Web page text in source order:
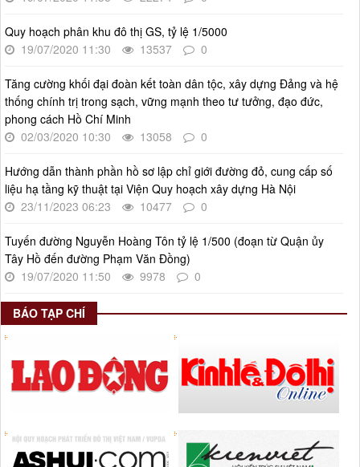
Thời gian đăng: 02/06/2025
lượt xem: 627 | lượt tải:268
Số 27/UBND-ĐT
Triển khai thực hiện Nghị quyết số 34/2024/NQ-HĐND ngày
19/11/2024 của Hội đồng nhân dân Thành phố.
Thời gian đăng: 08/01/2025
lượt xem: 952 | lượt tải:404
Quy hoạch phân khu đô thị GS, tỷ lệ 1/5000
19/07/2020 11:30
13537 0
Tăng cường khối đại đoàn kết toàn dân tộc, xây dựng Đảng và hệ
thống chính trị trong sạch, vững mạnh theo tư tưởng, đạo đức,
phong cách Hồ Chí Minh
02/03/2020 10:30
13058 0
Hướng dẫn thành phần hồ sơ lập chỉ giới đường đỏ, cung cấp số
liệu hạ tầng kỹ thuật tại Viện Quy hoạch xây dựng Hà Nội
23/11/2023 06:23
10477 0
Tuyến đường Nguyễn Hoàng Tôn tỷ lệ 1/500 (đoạn từ Quận ủy
Tây Hồ đến đường Phạm Văn Đồng)
19/07/2020 11:50
9978 0
BÁO TẠP CHÍ